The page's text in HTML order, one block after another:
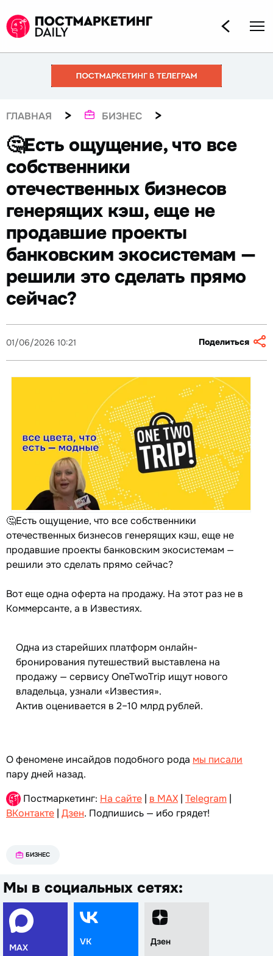
ГЛАВНАЯ > БИЗНЕС >
🤔Есть ощущение, что все
собственники
отечественных бизнесов
генерящих кэш, еще не
продавшие проекты
банковским экосистемам —
решили это сделать прямо
сейчас?
01/06/2026 10:21 Поделиться
🤔Есть ощущение, что все собственники
отечественных бизнесов генерящих кэш, еще не
продавшие проекты банковским экосистемам —
решили это сделать прямо сейчас?
Вот еще одна оферта на продажу. На этот раз не в
Коммерсанте, а в Известиях.
Одна из старейших платформ онлайн-
бронирования путешествий выставлена на
продажу — сервису OneTwoTrip ищут нового
владельца, узнали «Известия».
Актив оценивается в 2–10 млрд рублей.
О феномене инсайдов подобного рода мы писали
пару дней назад.
Постмаркетинг: На сайте | в MAX | Telegram |
ВКонтакте | Дзен. Подпишись — ибо грядет!
БИЗНЕС
Мы в социальных сетях:
MAX
VK Дзен